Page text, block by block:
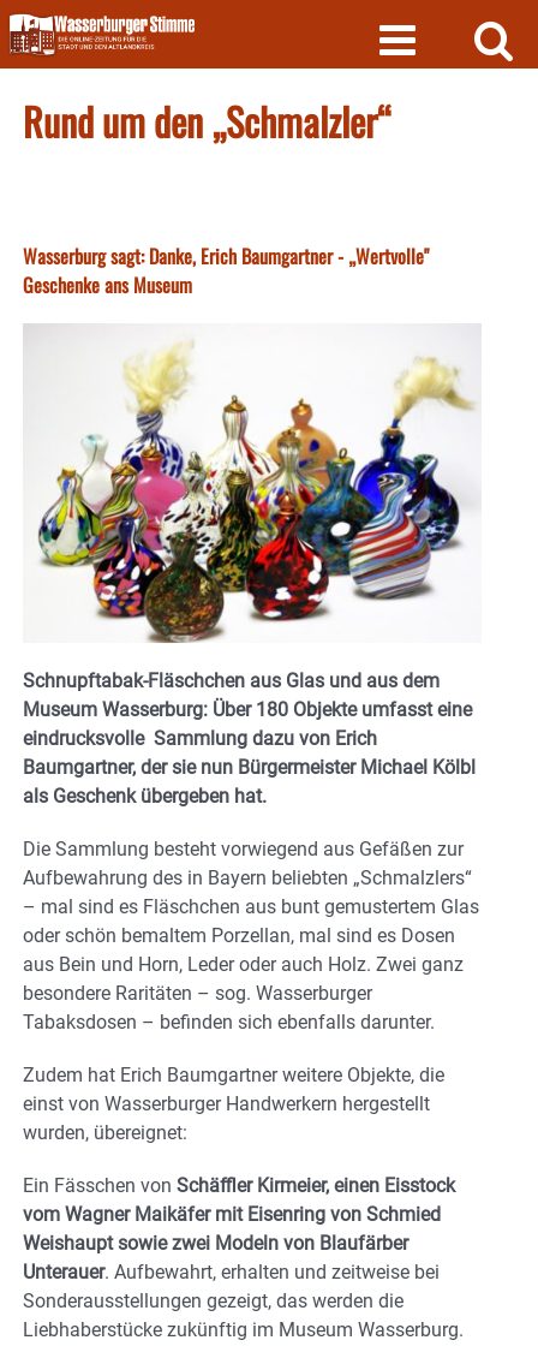
Skip
to
content
Rund um den „Schmalzler“
Wasserburg sagt: Danke, Erich Baumgartner - „Wertvolle"
Geschenke ans Museum
Schnupftabak-Fläschchen aus Glas und aus dem
Museum Wasserburg: Über 180 Objekte umfasst eine
eindrucksvolle Sammlung dazu von Erich
Baumgartner, der sie nun Bürgermeister Michael Kölbl
als Geschenk übergeben hat.
Die Sammlung besteht vorwiegend aus Gefäßen zur
Aufbewahrung des in Bayern beliebten „Schmalzlers“
– mal sind es Fläschchen aus bunt gemustertem Glas
oder schön bemaltem Porzellan, mal sind es Dosen
aus Bein und Horn, Leder oder auch Holz. Zwei ganz
besondere Raritäten – sog. Wasserburger
Tabaksdosen – befinden sich ebenfalls darunter.
Zudem hat Erich Baumgartner weitere Objekte, die
einst von Wasserburger Handwerkern hergestellt
wurden, übereignet:
Ein Fässchen von Schäffler Kirmeier, einen Eisstock
vom Wagner Maikäfer mit Eisenring von Schmied
Weishaupt sowie zwei Modeln von Blaufärber
Unterauer. Aufbewahrt, erhalten und zeitweise bei
Sonderausstellungen gezeigt, das werden die
Liebhaberstücke zukünftig im Museum Wasserburg.